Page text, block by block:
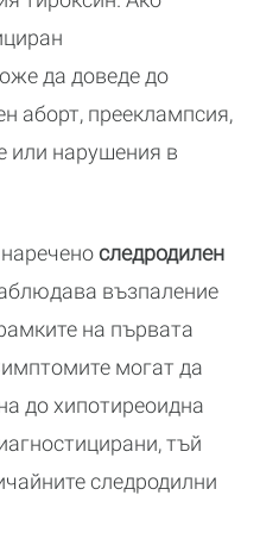
да доведе до
аборт, прееклампсия,
или нарушения в
следродилен
възпаление
на първата
могат да
до хипотиреоидна
тъй
следродилни